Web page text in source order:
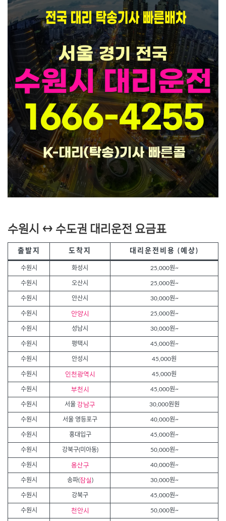
수원시 ↔ 수도권 대리운전 요금표
출발지 도착지 대리운전비용 (예상)
수원시 화성시 25,000원~
수원시 오산시 25,000원~
수원시 안산시 30,000원~
수원시 안양시 25,000원~
수원시 성남시 30,000원~
수원시 평택시 45,000원~
수원시 안성시 45,000원
수원시 인천광역시 45,000원
수원시 부천시 45,000원~
수원시 서울 강남구 30,000원원
수원시 서울 영등포구 40,000원~
수원시 홍대입구 45,000원~
수원시 강북구(미아동) 50,000원~
수원시 용산구 40,000원~
수원시 송파(잠실) 30,000원~
수원시 강북구 45,000원~
수원시 천안시 50,000원~